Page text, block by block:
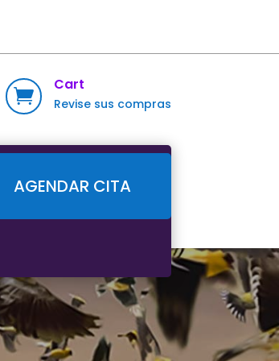

Cart
Revise sus compras
AGENDAR CITA